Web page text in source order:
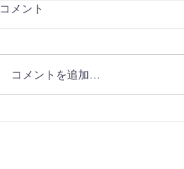
コメント
コメントを追加…